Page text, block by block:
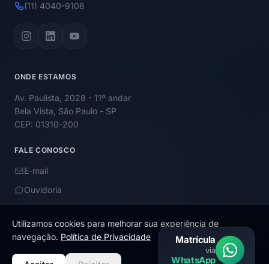
(11) 4040-9108
ONDE ESTAMOS
Av. Paulista, 2028 - 11º andar
Bela Vista, São Paulo - SP
CEP: 01310-200
FALE CONOSCO
E-mail
Ouvidoria
© 2026 Academy Educação. Todos os direitos reservados.
Matrícula
via
WhatsApp
Utilizamos cookies para melhorar sua experiência de
navegação. Política de Privacidade